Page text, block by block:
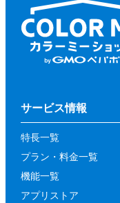
サービス情報
特長一覧
プラン・料金一覧
機能一覧
アプリストア